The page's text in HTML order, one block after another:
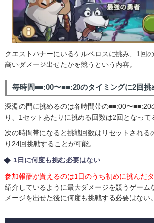
クエストバナーにいるケルベロスに挑み、1回
高いダメージ出せたかを競うという内容。
毎時間■■:00〜■■:20のタイミングに2回挑
深淵の門に挑めるのは各時間帯の■■:00〜■■:20
り、1セットあたりに挑める回数は2回となって
次の時間帯になると挑戦回数はリセットされる
り24回挑戦することが可能。
1日に何度も挑む必要はない
参加報酬が貰えるのは1日のうち初めに挑んだ
紹介しているように最大ダメージを競うゲーム
メージを出せた後に何度も挑戦する必要はない。